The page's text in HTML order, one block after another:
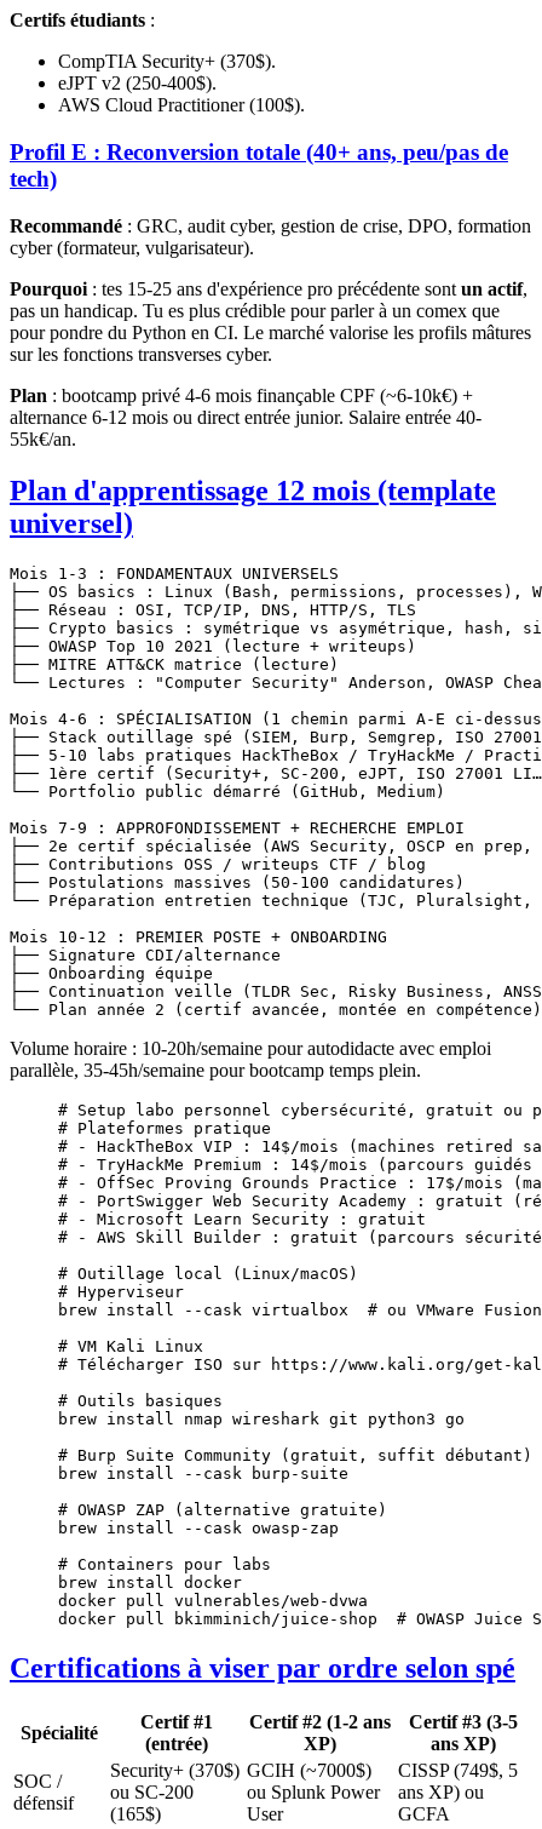
Certifs étudiants :
CompTIA Security+ (370$).
eJPT v2 (250-400$).
AWS Cloud Practitioner (100$).
Profil E : Reconversion totale (40+ ans, peu/pas de
tech)
Recommandé : GRC, audit cyber, gestion de crise, DPO, formation
cyber (formateur, vulgarisateur).
Pourquoi : tes 15-25 ans d'expérience pro précédente sont un actif,
pas un handicap. Tu es plus crédible pour parler à un comex que
pour pondre du Python en CI. Le marché valorise les profils mâtures
sur les fonctions transverses cyber.
Plan : bootcamp privé 4-6 mois finançable CPF (~6-10k€) +
alternance 6-12 mois ou direct entrée junior. Salaire entrée 40-
55k€/an.
Plan d'apprentissage 12 mois (template
universel)
Mois 1-3 : FONDAMENTAUX UNIVERSELS
├── OS basics : Linux (Bash, permissions, processes),
├── Réseau : OSI, TCP/IP, DNS, HTTP/S, TLS
├── Crypto basics : symétrique vs asymétrique, hash,
├── OWASP Top 10 2021 (lecture + writeups)
├── MITRE ATT&CK matrice (lecture)
└── Lectures : "Computer Security" Anderson, OWASP
Mois 4-6 : SPÉCIALISATION (1 chemin parmi A-E ci-
├── Stack outillage spé (SIEM, Burp, Semgrep, ISO
├── 5-10 labs pratiques HackTheBox / TryHackMe /
├── 1ère certif (Security+, SC-200, eJPT, ISO 27001
└── Portfolio public démarré (GitHub, Medium)
Mois 7-9 : APPROFONDISSEMENT + RECHERCHE EMPLOI
├── 2e certif spécialisée (AWS Security, OSCP en prep,
├── Contributions OSS / writeups CTF / blog
├── Postulations massives (50-100 candidatures)
└── Préparation entretien technique (TJC, Pluralsight,
Mois 10-12 : PREMIER POSTE + ONBOARDING
├── Signature CDI/alternance
├── Onboarding équipe
├── Continuation veille (TLDR Sec, Risky Business,
Volume horaire : 10-20h/semaine pour autodidacte avec emploi
parallèle, 35-45h/semaine pour bootcamp temps plein.
# Setup labo personnel cybersécurité, gratuit ou
# Plateformes pratique
# - HackTheBox VIP : 14$/mois (machines retired
# - TryHackMe Premium : 14$/mois (parcours guidés
# - OffSec Proving Grounds Practice : 17$/mois
# - PortSwigger Web Security Academy : gratuit
# - Microsoft Learn Security : gratuit
# - AWS Skill Builder : gratuit (parcours
# Outillage local (Linux/macOS)
# Hyperviseur
brew install --cask virtualbox
# ou VMware
# VM Kali Linux
# Télécharger ISO sur https://www.kali.org/get-
# Outils basiques
brew install nmap wireshark git python3 go
# Burp Suite Community (gratuit, suffit débutant)
brew install --cask burp-suite
# OWASP ZAP (alternative gratuite)
brew install --cask owasp-zap
# Containers pour labs
brew install
docker
docker pull
vulnerables/web-dvwa
docker pull bkimminich/juice-shop
# OWASP Juice
Certifications à viser par ordre selon spé
Spécialité
Certif #1
(entrée)
Certif #2 (1-2 ans
XP)
Certif #3 (3-5
ans XP)
SOC /
défensif
Security+ (370$)
ou SC-200
(165$)
GCIH (~7000$)
ou Splunk Power
User
CISSP (749$, 5
ans XP) ou
GCFA